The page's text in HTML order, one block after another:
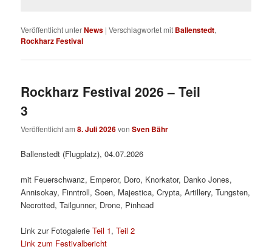
Veröffentlicht unterNews |Verschlagwortet mit Ballenstedt,
Rockharz Festival
Rockharz Festival 2026 – Teil
3
Veröffentlicht am8. Juli 2026vonSven Bähr
Ballenstedt (Flugplatz), 04.07.2026
mit Feuerschwanz, Emperor, Doro, Knorkator, Danko Jones,
Annisokay, Finntroll, Soen, Majestica, Crypta, Artillery, Tungsten,
Necrotted, Tailgunner, Drone, Pinhead
Link zur FotogalerieTeil 1,Teil 2
Link zum Festivalbericht